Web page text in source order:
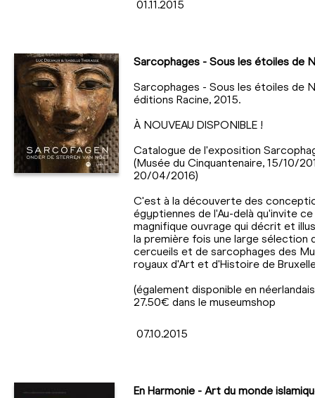
01.11.2015
Sarcophages - Sous les étoiles de
Sarcophages - Sous les étoiles de
éditions Racine, 2015.
À NOUVEAU DISPONIBLE !
Catalogue de l'exposition
(Musée du Cinquantenaire, 15/10/
20/04/2016)
C'est à la découverte des
égyptiennes de l'Au-delà qu'invite ce
magnifique ouvrage qui décrit et
la première fois une large sélection
cercueils et de sarcophages des
royaux d'Art et d'Histoire de
(également disponible en
27.50€ dans le museumshop
07.10.2015
En Harmonie - Art du monde